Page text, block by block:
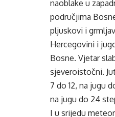
naoblake u
područjima
pljuskovi i
Hercegovini i
Bosne. Vjetar
sjeveroistočni.
7 do 12, na jugu
na jugu do 24
I u srijedu